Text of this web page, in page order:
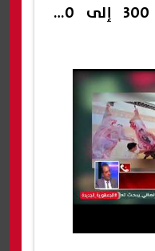
البقري المستورد من 300 إلى 400